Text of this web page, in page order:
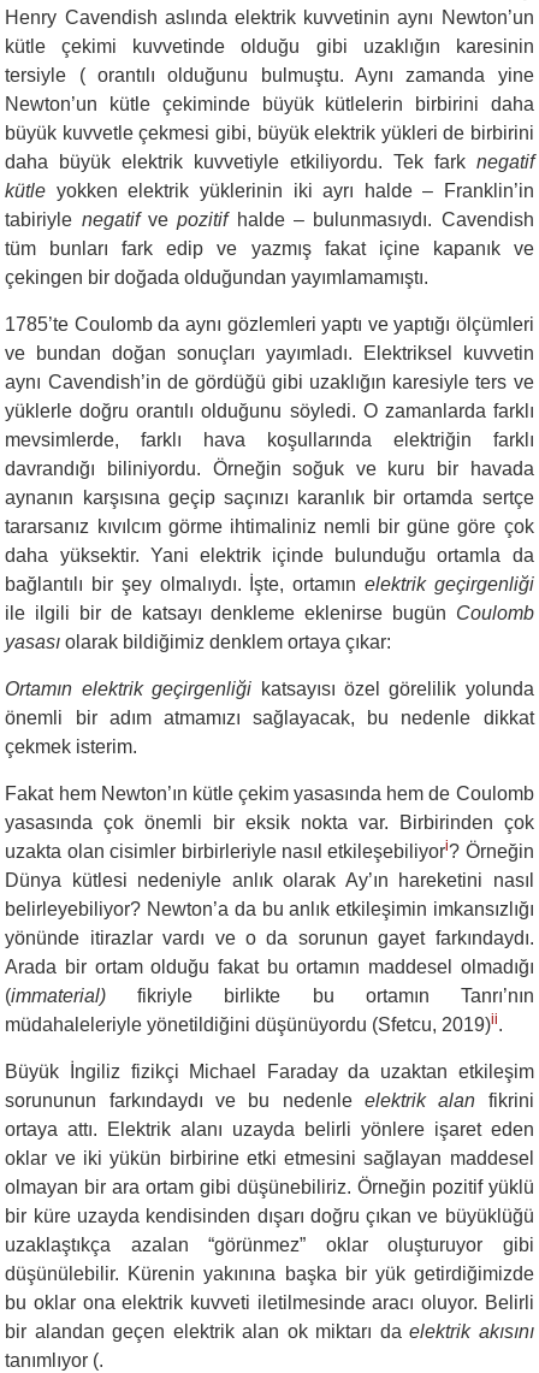
Henry Cavendish aslında elektrik kuvvetinin aynı Newton’un
kütle çekimi kuvvetinde olduğu gibi uzaklığın karesinin
tersiyle ( orantılı olduğunu bulmuştu. Aynı zamanda yine
Newton’un kütle çekiminde büyük kütlelerin birbirini daha
büyük kuvvetle çekmesi gibi, büyük elektrik yükleri de birbirini
daha büyük elektrik kuvvetiyle etkiliyordu. Tek fark negatif
kütle yokken elektrik yüklerinin iki ayrı halde – Franklin’in
tabiriyle negatifvepozitifhalde – bulunmasıydı. Cavendish
tüm bunları fark edip ve yazmış fakat içine kapanık ve
çekingen bir doğada olduğundan yayımlamamıştı.
1785’te Coulomb da aynı gözlemleri yaptı ve yaptığı ölçümleri
ve bundan doğan sonuçları yayımladı. Elektriksel kuvvetin
aynı Cavendish’in de gördüğü gibi uzaklığın karesiyle ters ve
yüklerle doğru orantılı olduğunu söyledi. O zamanlarda farklı
mevsimlerde, farklı hava koşullarında elektriğin farklı
davrandığı biliniyordu. Örneğin soğuk ve kuru bir havada
aynanın karşısına geçip saçınızı karanlık bir ortamda sertçe
tararsanız kıvılcım görme ihtimaliniz nemli bir güne göre çok
daha yüksektir. Yani elektrik içinde bulunduğu ortamla da
bağlantılı bir şey olmalıydı. İşte, ortamın elektrik geçirgenliği
ile ilgili bir de katsayı denkleme eklenirse bugün Coulomb
yasası olarak bildiğimiz denklem ortaya çıkar:
Ortamın elektrik geçirgenliği katsayısı özel görelilik yolunda
önemli bir adım atmamızı sağlayacak, bu nedenle dikkat
çekmek isterim.
Fakat hem Newton’ın kütle çekim yasasında hem de Coulomb
yasasında çok önemli bir eksik nokta var. Birbirinden çok
uzakta olan cisimler birbirleriyle nasıl etkileşebiliyori? Örneğin
Dünya kütlesi nedeniyle anlık olarak Ay’ın hareketini nasıl
belirleyebiliyor? Newton’a da bu anlık etkileşimin imkansızlığı
yönünde itirazlar vardı ve o da sorunun gayet farkındaydı.
Arada bir ortam olduğu fakat bu ortamın maddesel olmadığı
(immaterial) fikriyle birlikte bu ortamın Tanrı’nın
müdahaleleriyle yönetildiğini düşünüyordu (Sfetcu, 2019)ii.
Büyük İngiliz fizikçi Michael Faraday da uzaktan etkileşim
sorununun farkındaydı ve bu nedenle elektrik alan fikrini
ortaya attı. Elektrik alanı uzayda belirli yönlere işaret eden
oklar ve iki yükün birbirine etki etmesini sağlayan maddesel
olmayan bir ara ortam gibi düşünebiliriz. Örneğin pozitif yüklü
bir küre uzayda kendisinden dışarı doğru çıkan ve büyüklüğü
uzaklaştıkça azalan “görünmez” oklar oluşturuyor gibi
düşünülebilir. Kürenin yakınına başka bir yük getirdiğimizde
bu oklar ona elektrik kuvveti iletilmesinde aracı oluyor. Belirli
bir alandan geçen elektrik alan ok miktarı daelektrik akısını
tanımlıyor (.